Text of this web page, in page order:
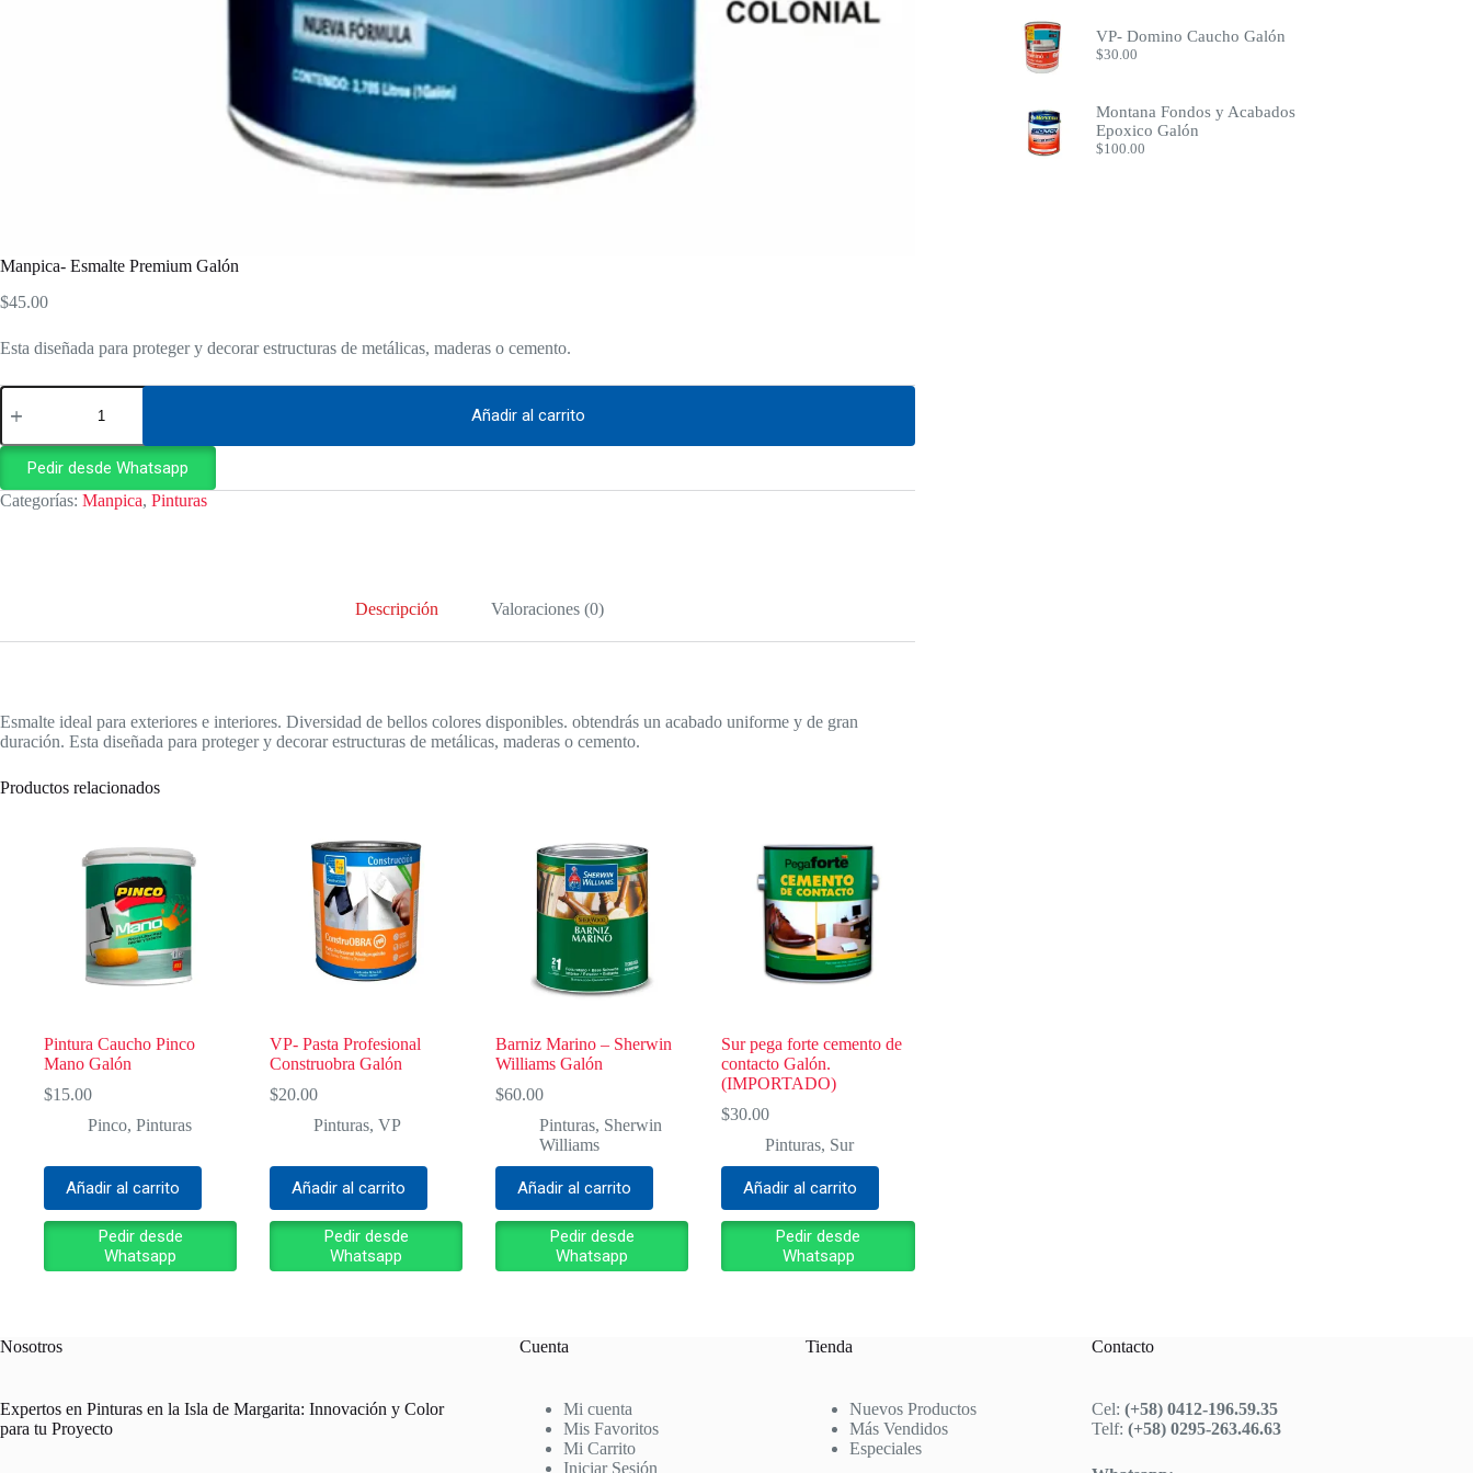
Manpica- Esmalte Premium Galón
$45.00
Esta diseñada para proteger y decorar estructuras de metálicas, maderas o cemento.
Manpica-
Esmalte
Galón
cantidad
Añadir al carrito
Pedir desde Whatsapp
Categorías: Manpica, Pinturas
Descripción Valoraciones (0)
Esmalte ideal para exteriores e interiores. Diversidad de bellos colores disponibles. obtendrás un acabado uniforme y de gran
duración. Esta diseñada para proteger y decorar estructuras de metálicas, maderas o cemento.
Productos relacionados
Pintura Caucho Pinco
Mano Galón
$15.00
Pinco, Pinturas
Añadir al carrito
Pedir desde
Whatsapp
VP- Pasta Profesional
Construobra Galón
$20.00
Pinturas,VP
Añadir al carrito
Pedir desde
Whatsapp
Barniz Marino – Sherwin
Williams Galón
$60.00
Pinturas, Sherwin
Williams
Añadir al carrito
Pedir desde
Whatsapp
Sur pega forte cemento de
contacto Galón.
(IMPORTADO)
$30.00
Pinturas, Sur
Añadir al carrito
Pedir desde
Whatsapp
VP- Domino Caucho Galón
$30.00
Montana Fondos y Acabados
Epoxico Galón
$100.00
Nosotros
Expertos en Pinturas en la Isla de Margarita: Innovación y Color
para tu Proyecto
Cuenta
Mi cuenta
Mis Favoritos
Mi Carrito
Iniciar Sesión
Tienda
Nuevos Productos
Más Vendidos
Especiales
Contacto
Cel:(+58) 0412-196.59.35
Telf:(+58) 0295-263.46.63